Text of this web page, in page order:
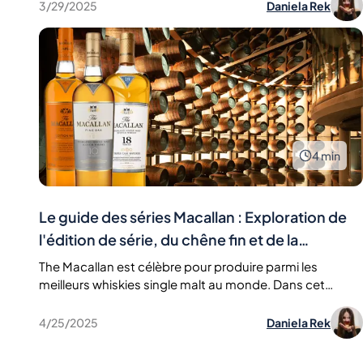
savoir-faire et leur exclusivité.
3/29/2025 Daniela Rek
4min
Le guide des séries Macallan : Exploration de
l'édition de série, du chêne fin et de la
maturation en triple fûts
The Macallan est célèbre pour produire parmi les
meilleurs whiskies single malt au monde. Dans cet
les plus emblématiques : Edition Series, Fine Oak et
4/25/2025 Daniela Rek